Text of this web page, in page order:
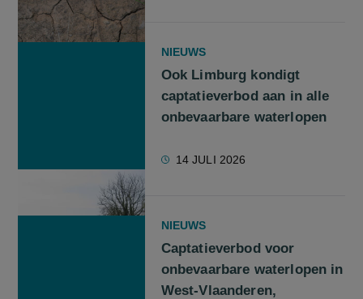
NIEUWS
Ook Limburg kondigt
captatieverbod aan in alle
onbevaarbare waterlopen
14 JULI 2026
NIEUWS
Captatieverbod voor
onbevaarbare waterlopen in
West-Vlaanderen,